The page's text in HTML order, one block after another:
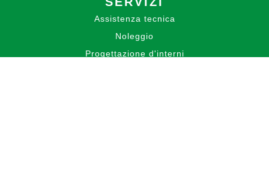
Assistenza tecnica
Noleggio
Progettazione d'interni